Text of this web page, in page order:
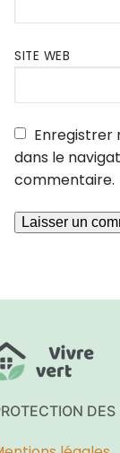
SITE WEB
Enregistrer
dans le
commentaire.